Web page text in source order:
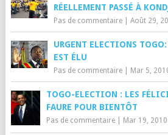
RÉELLEMENT PASSÉ À
Pas de commentaire| Août 29,
URGENT ELECTIONS
EST ÉLU
Pas de commentaire| Mar 5,
TOGO-ELECTION : LES
FAURE POUR BIENTÔT
Pas de commentaire| Mar 19, 2010